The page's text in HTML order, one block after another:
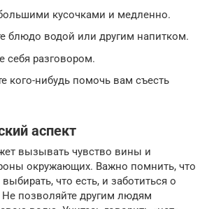
кусочками и медленно.
блюдо водой или другим напитком.
себя разговором.
кого-нибудь помочь вам съесть
аспект
вызывать чувство вины и
окружающих. Важно помнить, что
что есть, и заботиться о
позволяйте другим людям